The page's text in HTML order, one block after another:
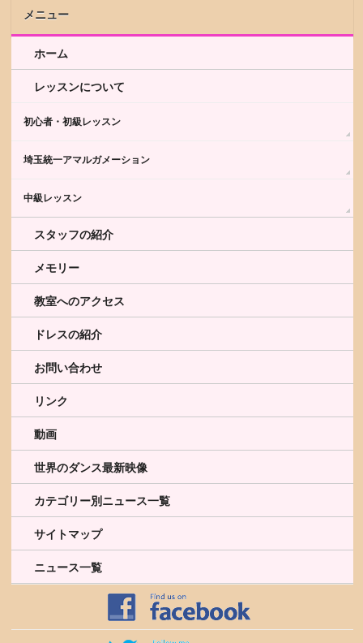
メニュー
ホーム
レッスンについて
初心者・初級レッスン
埼玉統一アマルガメーション
中級レッスン
スタッフの紹介
メモリー
教室へのアクセス
ドレスの紹介
お問い合わせ
リンク
動画
世界のダンス最新映像
カテゴリー別ニュース一覧
サイトマップ
ニュース一覧